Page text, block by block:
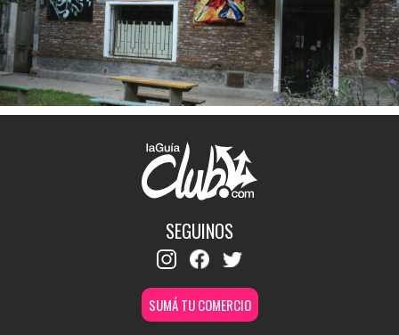
SEGUINOS
SUMÁ TU COMERCIO